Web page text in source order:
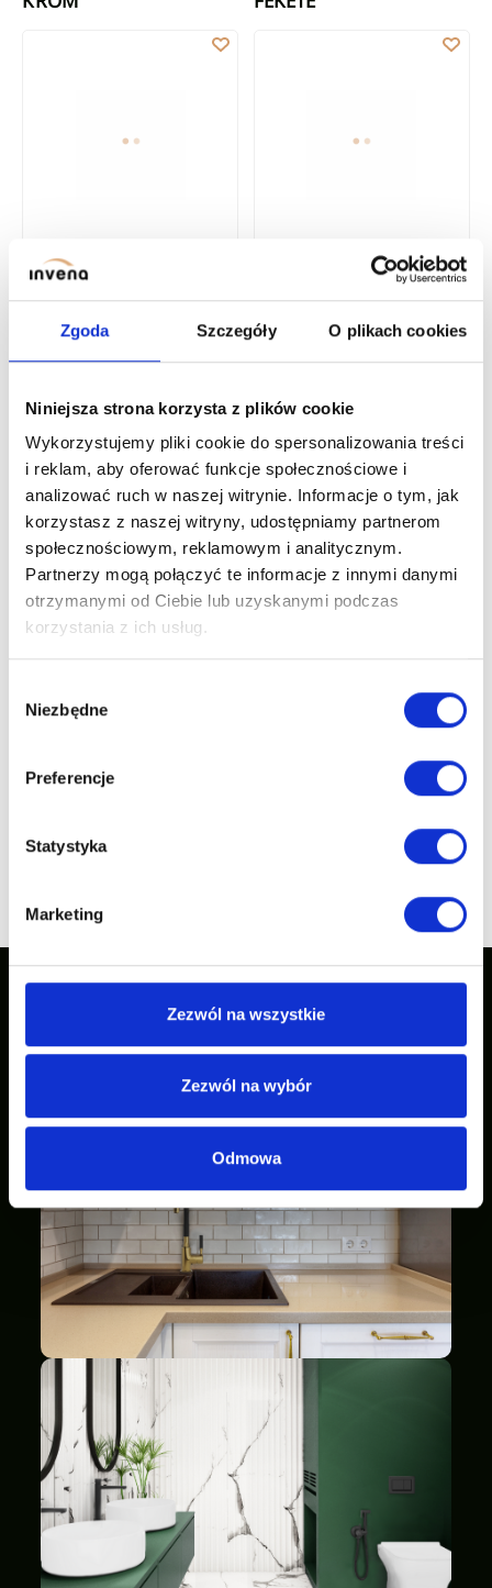
Zgoda Szczegóły O plikach cookies
Niniejsza strona korzysta z plików cookie
Wykorzystujemy pliki cookie do spersonalizowania treści
i reklam, aby oferować funkcje społecznościowe i
analizować ruch w naszej witrynie. Informacje o tym, jak
korzystasz z naszej witryny, udostępniamy partnerom
społecznościowym, reklamowym i analitycznym.
Partnerzy mogą połączyć te informacje z innymi danymi
otrzymanymi od Ciebie lub uzyskanymi podczas
korzystania z ich usług.
zgody
Niezbędne
Preferencje
Statystyka
Marketing
Zezwól na wszystkie
Zezwól na wybór
Odmowa
SÉTÁLÓS ZUHANYKABIN INVENA II TREND 80 × 200 CM, 8 MM-
SÉTÁLÓS ZUHANYKABIN
INVENA II TREND 80 ×
200 CM, 8 MM-ES
SÉTÁLÓS ZUHANYKABIN
SÉTÁLÓS ZUHANYKABIN
INVENA II TREND 110 ×
200 CM, 8 MM-ES
SÉTÁLÓS ZUHANYKABIN II INVENA TREND 100 × 200 CM, 8 MM-
II INVENA TREND 100 ×
DOMBORÚ ÜVEG, KRÓM
következő
Inspirációink